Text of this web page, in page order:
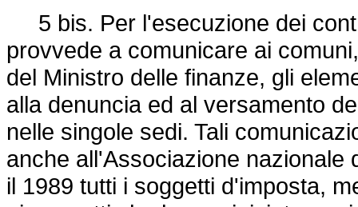
5 bis. Per l'esecuzione dei
provvede a comunicare ai
del Ministro delle finanze, gli
alla denuncia ed al versamento
nelle singole sedi. Tali
anche all'Associazione nazionale
il 1989 tutti i soggetti d'imposta,